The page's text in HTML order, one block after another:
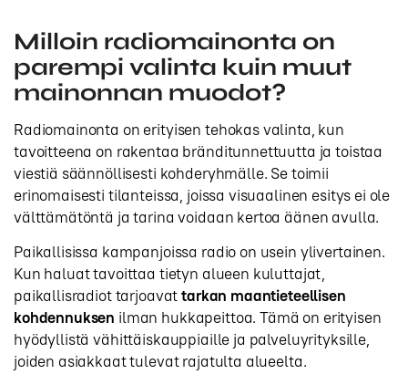
Milloin radiomainonta on
parempi valinta kuin muut
mainonnan muodot?
Radiomainonta on erityisen tehokas valinta, kun
tavoitteena on rakentaa bränditunnettuutta ja toistaa
viestiä säännöllisesti kohderyhmälle. Se toimii
erinomaisesti tilanteissa, joissa visuaalinen esitys ei ole
välttämätöntä ja tarina voidaan kertoa äänen avulla.
Paikallisissa kampanjoissa radio on usein ylivertainen.
Kun haluat tavoittaa tietyn alueen kuluttajat,
paikallisradiot tarjoavattarkan maantieteellisen
kohdennuksen ilman hukkapeittoa. Tämä on erityisen
hyödyllistä vähittäiskauppiaille ja palveluyrityksille,
joiden asiakkaat tulevat rajatulta alueelta.